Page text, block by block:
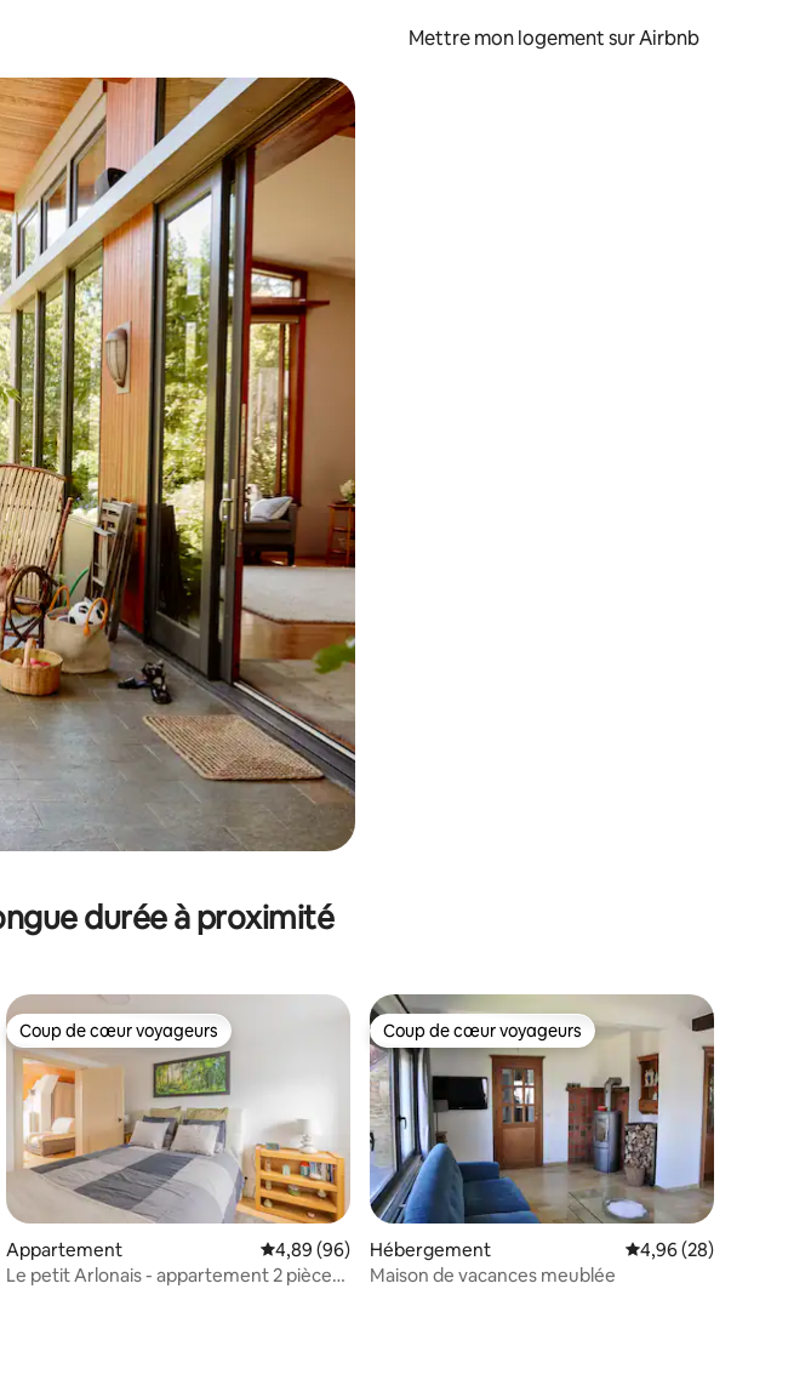
Mettre mon logement sur Airbnb
ou en appuyant et en faisant glisser.
durée à proximité
sur 5
Coup de cœur voyageurs
Coup de cœur voyageurs
Appartement Évaluation moyenne sur la base de 96 commentaires : 4,89 sur 5
4,89 (96)
Le petit Arlonais - appartement 2 pièces
Coup de cœur voyageurs
Coup de cœur voyageurs
Hébergement Évaluation moyenne
4,96 (28)
Maison de vacances meublée